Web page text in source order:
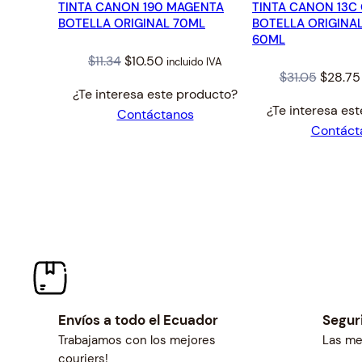
OFERTA
TINTA CANON 190 MAGENTA
BOTELLA ORIGINAL 70ML
$11.34Original
was:
$11.34.
$10.50Current
is:
$10.50.
incluido IVA
¿Te interesa este producto?
Contáctanos
OFERTA
TINTA CANON 13C
BOTELLA
60ML
$31.05
was:
$31.05.
$28.75
¿Te interesa
Envíos a todo el Ecuador
Trabajamos con los mejores
couriers!
Las